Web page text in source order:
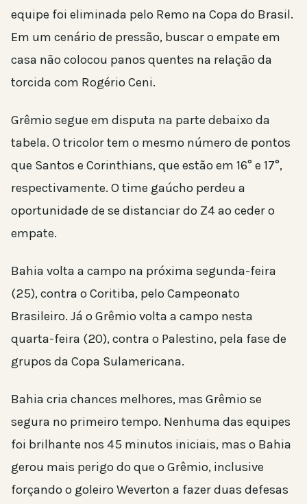
equipe foi eliminada pelo Remo na Copa do Brasil.
Em um cenário de pressão, buscar o empate em
casa não colocou panos quentes na relação da
torcida com Rogério Ceni.
Grêmio segue em disputa na parte debaixo da
tabela. O tricolor tem o mesmo número de pontos
que Santos e Corinthians, que estão em 16° e 17°,
respectivamente. O time gaúcho perdeu a
oportunidade de se distanciar do Z4 ao ceder o
empate.
Bahia volta a campo na próxima segunda-feira
(25), contra o Coritiba, pelo Campeonato
Brasileiro. Já o Grêmio volta a campo nesta
quarta-feira (20), contra o Palestino, pela fase de
grupos da Copa Sulamericana.
Bahia cria chances melhores, mas Grêmio se
segura no primeiro tempo. Nenhuma das equipes
foi brilhante nos 45 minutos iniciais, mas o Bahia
gerou mais perigo do que o Grêmio, inclusive
forçando o goleiro Weverton a fazer duas defesas